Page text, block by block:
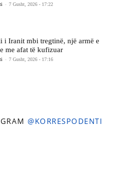
- 7 Gusht, 2026 - 17:22
i Iranit mbi tregtinë, një armë e
me afat të kufizuar
- 7 Gusht, 2026 - 17:16
@KORRESPODENTI